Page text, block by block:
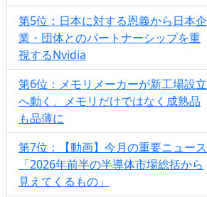
第5位：日本に対する恩義から日本企
業・団体とのパートナーシップを重
視するNvidia
第6位：メモリメーカーが新工場設立
へ動く、メモリだけではなく成熟品
も品薄に
第7位：【動画】今月の重要ニュース
「2026年前半の半導体市場総括から
見えてくるもの」